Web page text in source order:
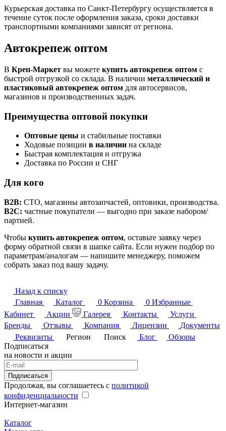
Курьерская доставка по Санкт-Петербургу осуществляется в
течение суток после оформления заказа, сроки доставки
транспортными компаниями зависят от региона.
Автокрепеж оптом
В Креп-Маркет вы можете купить автокрепеж оптом с
быстрой отгрузкой со склада. В наличии металлический и
пластиковый автокрепеж оптом для автосервисов,
магазинов и производственных задач.
Преимущества оптовой покупки
Оптовые цены и стабильные поставки
Ходовые позиции в наличии на складе
Быстрая комплектация и отгрузка
Доставка по России и СНГ
Для кого
B2B: СТО, магазины автозапчастей, оптовики, производства.
B2C: частные покупатели — выгодно при заказе набором/
партией.
Чтобы купить автокрепеж оптом, оставьте заявку через
форму обратной связи в шапке сайта. Если нужен подбор по
параметрам/аналогам — напишите менеджеру, поможем
собрать заказ под вашу задачу.
Назад к списку
Главная
Каталог 0 Корзина 0 Избранные
Кабинет
Акции Галерея Контакты
Услуги
Бренды
Отзывы Компания Лицензии
Документы
Реквизиты
Регион Поиск Блог
Обзоры
Подписаться
на новости и акции
Подписаться
Продолжая, вы соглашаетесь с политикой
конфиденциальности
Интернет-магазин
Каталог